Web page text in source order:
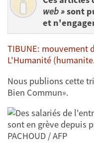
web »sont
et
TIBUNE: mouvement
L'Humanité
Nous publions cette
Bien Commun».